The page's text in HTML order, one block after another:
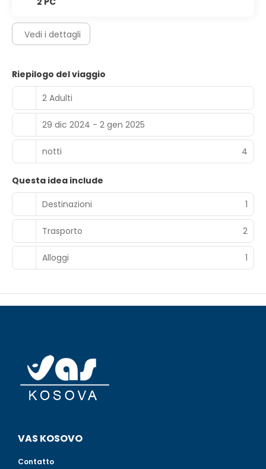
Vedi i dettagli
Riepilogo del viaggio
2 Adulti
29 dic 2024 - 2 gen 2025
notti 4
Questa idea include
Destinazioni
1
Trasporto 2
Alloggi 1
VAS KOSOVO
Contatto